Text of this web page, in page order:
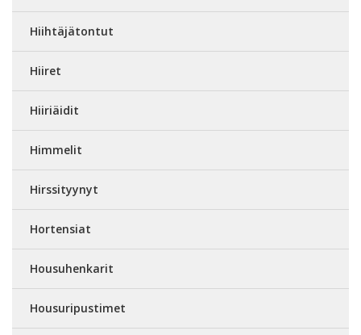
Hiihtäjätontut
Hiiret
Hiiriäidit
Himmelit
Hirssityynyt
Hortensiat
Housuhenkarit
Housuripustimet